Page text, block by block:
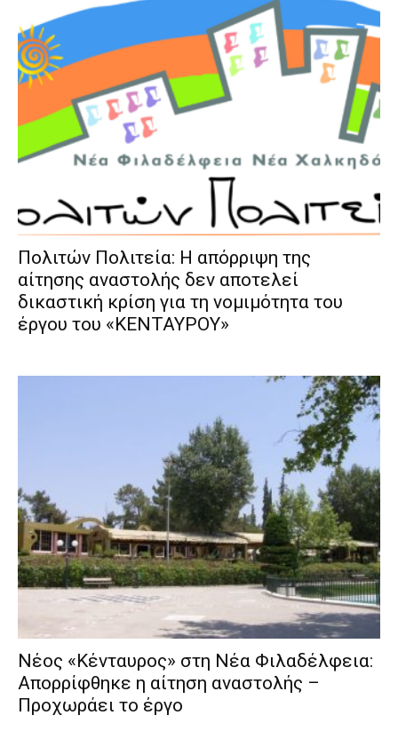
Πολιτών Πολιτεία: Η απόρριψη της
αίτησης αναστολής δεν αποτελεί
δικαστική κρίση για τη νομιμότητα του
έργου του «ΚΕΝΤΑΥΡΟΥ»
Νέος «Κένταυρος» στη Νέα Φιλαδέλφεια:
Απορρίφθηκε η αίτηση αναστολής –
Προχωράει το έργο